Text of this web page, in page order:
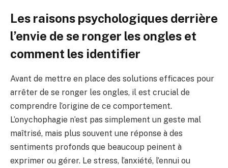
Les raisons psychologiques derrière
l’envie de se ronger les ongles et
comment les identifier
Avant de mettre en place des solutions efficaces pour
arrêter de se ronger les ongles, il est crucial de
comprendre l’origine de ce comportement.
L’onychophagie n’est pas simplement un geste mal
maîtrisé, mais plus souvent une réponse à des
sentiments profonds que beaucoup peinent à
exprimer ou gérer. Le stress, l’anxiété, l’ennui ou